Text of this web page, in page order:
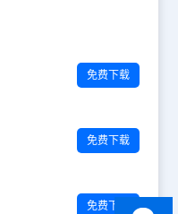
免费下载
免费下载
免费下载